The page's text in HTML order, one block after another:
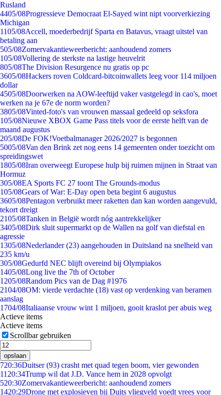
Rusland
4405/08Progressieve Democraat El-Sayed wint nipt voorverkiezing
Michigan
1105/08Accell, moederbedrijf Sparta en Batavus, vraagt uitstel van
betaling aan
505/08Zomervakantieweerbericht: aanhoudend zomers
105/08Vollering de sterkste na lastige heuvelrit
805/08The Division Resurgence nu gratis op pc
3605/08Hackers roven Coldcard-bitcoinwallets leeg voor 114 miljoen
dollar
4505/08Doorwerken na AOW-leeftijd vaker vastgelegd in cao's, moet
werken na je 67e de norm worden?
3805/08Vinted-foto's van vrouwen massaal gedeeld op seksfora
105/08Nieuwe XBOX Game Pass titels voor de eerste helft van de
maand augustus
205/08De FOK!Voetbalmanager 2026/2027 is begonnen
5005/08Van den Brink zet nog eens 14 gemeenten onder toezicht om
spreidingswet
1805/08Iran overweegt Europese hulp bij ruimen mijnen in Straat van
Hormuz
305/08EA Sports FC 27 toont The Grounds-modus
105/08Gears of War: E-Day open beta begint 6 augustus
3605/08Pentagon verbruikt meer raketten dan kan worden aangevuld,
tekort dreigt
2105/08Tanken in België wordt nóg aantrekkelijker
3405/08Dirk sluit supermarkt op de Wallen na golf van diefstal en
agressie
1305/08Nederlander (23) aangehouden in Duitsland na snelheid van
235 km/u
305/08Gedurfd NEC blijft overeind bij Olympiakos
1405/08Long live the 7th of October
1205/08Random Pics van de Dag #1976
2104/08OM: vierde verdachte (18) vast op verdenking van beramen
aanslag
1704/08Italiaanse vrouw wint 1 miljoen, gooit kraslot per abuis weg
Actieve items
Actieve items
Scrollbar gebruiken
opslaan
720:36Duitser (93) crasht met quad tegen boom, vier gewonden
11 20:34Trump wil dat J.D. Vance hem in 2028 opvolgt
520:30Zomervakantieweerbericht: aanhoudend zomers
1420:29Drone met explosieven bij Duits vliegveld voedt vrees voor